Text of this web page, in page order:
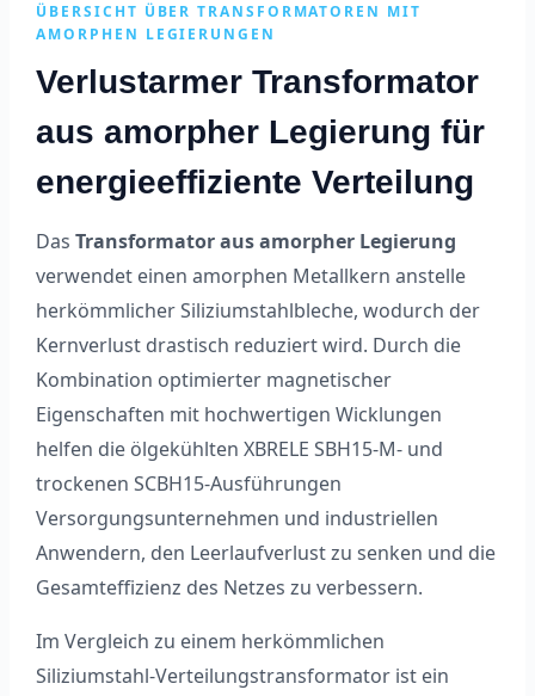
ÜBERSICHT ÜBER TRANSFORMATOREN MIT
AMORPHEN LEGIERUNGEN
Verlustarmer Transformator
aus amorpher Legierung für
energieeffiziente Verteilung
DasTransformator aus amorpher Legierung
verwendet einen amorphen Metallkern anstelle
herkömmlicher Siliziumstahlbleche, wodurch der
Kernverlust drastisch reduziert wird. Durch die
Kombination optimierter magnetischer
Eigenschaften mit hochwertigen Wicklungen
helfen die ölgekühlten XBRELE SBH15-M- und
trockenen SCBH15-Ausführungen
Versorgungsunternehmen und industriellen
Anwendern, den Leerlaufverlust zu senken und die
Gesamteffizienz des Netzes zu verbessern.
Im Vergleich zu einem herkömmlichen
Siliziumstahl-Verteilungstransformator ist ein